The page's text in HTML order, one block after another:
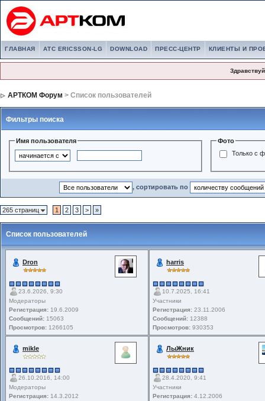
ГЛАВНАЯ АТС ERICSSON-LG DOWNLOAD ПРЕСС-ЦЕНТР КЛИЕНТЫ И
АРТКОМ Форум > Список пользователей
Фильтры поиска
Имя пользователя
Фото
Только с
, сортировать по
265 страниц 1 2 3 > »
Список пользователей
Dron
23.6.2026, 9:30
Модераторы
Регистрация: 19.6.2009
Сообщений: 15063
Просмотров: 1266105
harris
10.7.2025, 16:41
Участники
Регистрация: 23.11.2006
Сообщений: 12388
Просмотров: 930353
mikle
26.10.2016, 14:00
Модераторы
Регистрация: 14.3.2012
ЛыЖник
28.4.2020, 9:41
Участники
Регистрация: 4.12.2006